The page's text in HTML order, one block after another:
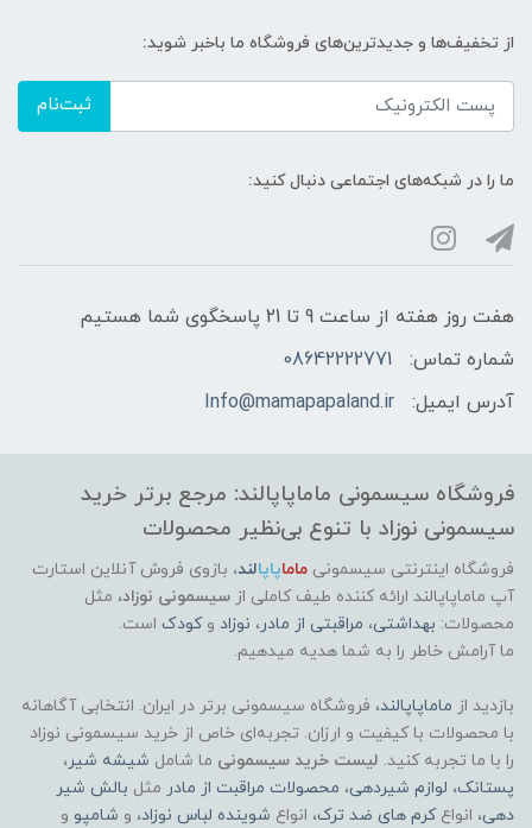
از تخفیف‌ها و جدیدترین‌های فروشگاه ما باخبر شوید:
ثبت‌نام
ما را در شبکه‌های اجتماعی دنبال کنید:
هفت روز هفته از ساعت 9 تا 21 پاسخگوی شما هستیم
شماره تماس:
08642222771
آدرس ایمیل:
Info@mamapapaland.ir
فروشگاه سیسمونی ماماپاپالند: مرجع برتر خرید
سیسمونی نوزاد با تنوع بی‌نظیر محصولات
فروشگاه اینترنتی سیسمونی ماماپاپالند، بازوی فروش آنلاین استارت
آپ ماماپاپالند ارائه کننده طیف کاملی از سیسمونی نوزاد، مثل
محصولات: بهداشتی، مراقبتی از مادر ، نوزاد وکودک است.
ما آرامش خاطر را به شما هدیه میدهیم.
بازدید از ماماپاپالند، فروشگاه سیسمونی برتر در ایران. انتخابی آگاهانه
با محصولات با کیفیت و ارزان. تجربه‌ای خاص از خرید سیسمونی نوزاد
را با ما تجربه کنید. لیست خرید سیسمونی ما شامل شیشه شیر ،
پستانک، لوازم شیردهی، محصولات مراقبت از مادر مثل بالش شیر
دهی، انواعکرم های ضد ترک، انواع شوینده لباس نوزاد، و شامپو و